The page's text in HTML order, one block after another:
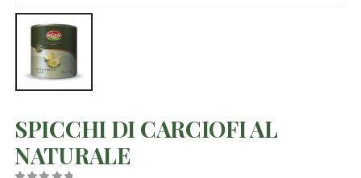
SPICCHI DI CARCIOFI AL
NATURALE